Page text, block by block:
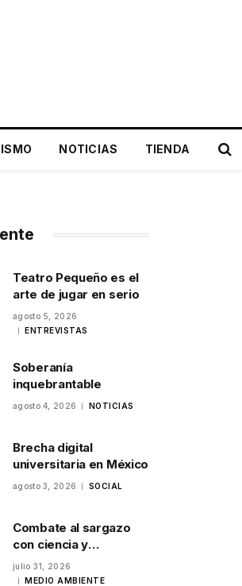
NOTICIAS TIENDA
Teatro Pequeño es el
arte de jugar en serio
agosto 5, 2026
ENTREVISTAS
Soberanía
inquebrantable
agosto 4, 2026 NOTICIAS
Brecha digital
universitaria en México
agosto 3, 2026 SOCIAL
Combate al sargazo
con ciencia y
sostenibilidad en
México
julio 31, 2026
MEDIO AMBIENTE